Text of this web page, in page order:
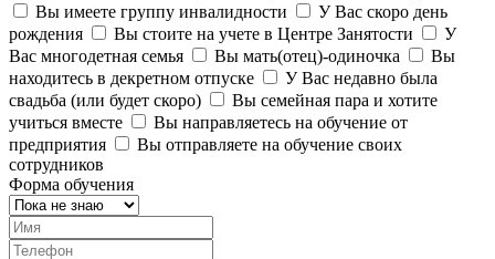
Вы имеете группу инвалидности
У Вас скоро день
рождения
Вы стоите на учете в Центре Занятости
У
Вас многодетная семья
Вы мать(отец)-одиночка
Вы
находитесь в декретном отпуске
У Вас недавно была
свадьба (или будет скоро)
Вы семейная пара и хотите
учиться вместе
Вы направляетесь на обучение от
предприятия
Вы отправляете на обучение своих
сотрудников
Форма обучения